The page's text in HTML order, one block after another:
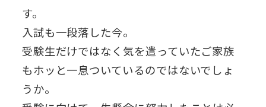
す。
入試も一段落した今。
受験生だけではなく気を遣っていたご家族
もホッと一息ついているのではないでしょ
うか。